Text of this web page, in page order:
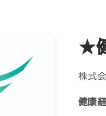
★
株式
健康